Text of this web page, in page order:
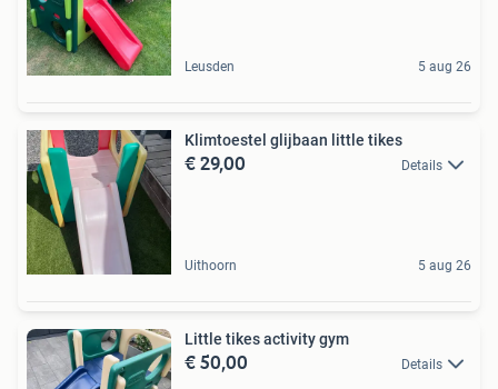
Leusden 5 aug 26
Klimtoestel glijbaan little tikes
€ 29,00 Details
Uithoorn 5 aug 26
Little tikes activity gym
€ 50,00 Details